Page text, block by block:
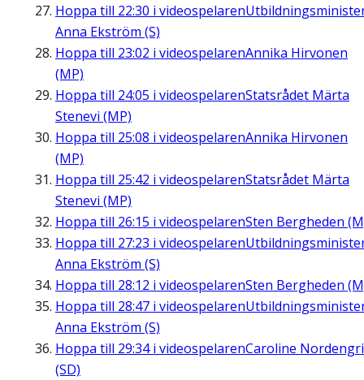
Hoppa till 22:30 i videospelaren
Anna Ekström (S)
Hoppa till 23:02 i videospelarenAnnika Hirvonen
(MP)
Hoppa till 24:05 i videospelarenStatsrådet Märta
Stenevi (MP)
Hoppa till 25:08 i videospelarenAnnika Hirvonen
(MP)
Hoppa till 25:42 i videospelarenStatsrådet Märta
Stenevi (MP)
Hoppa till 26:15 i videospelarenSten Bergheden
Hoppa till 27:23 i videospelaren
Anna Ekström (S)
Hoppa till 28:12 i videospelarenSten Bergheden
Hoppa till 28:47 i videospelaren
Anna Ekström (S)
Hoppa till 29:34i videospelarenCaroline
(SD)